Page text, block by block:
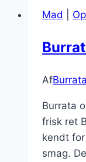
Mad
AfBurrata
Burrata
frisk ret
kendt
smag.